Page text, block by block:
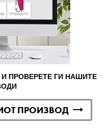
ПРОВЕРЕТЕ ГИ НАШИТЕ
ПРОИЗВОД